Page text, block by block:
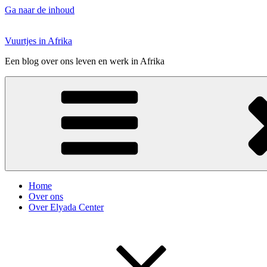
Ga naar de inhoud
Vuurtjes in Afrika
Een blog over ons leven en werk in Afrika
Home
Over ons
Over Elyada Center